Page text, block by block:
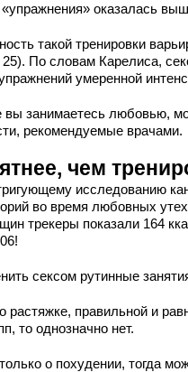
«упражнения» оказалась
такой тренировки
По словам Карелиса,
умеренной
вы занимаетесь любовью,
рекомендуемые врачами.
чем
исследованию
во время любовных
трекеры показали 164
сексом рутинные
растяжке, правильной и
то однозначно нет.
о похудении, тогда